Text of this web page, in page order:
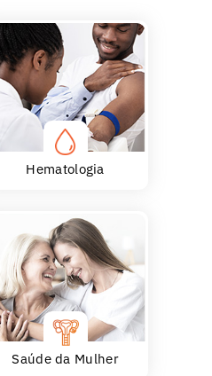
Hematologia
Saúde da Mulher